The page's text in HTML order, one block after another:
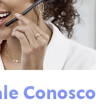
Conosco